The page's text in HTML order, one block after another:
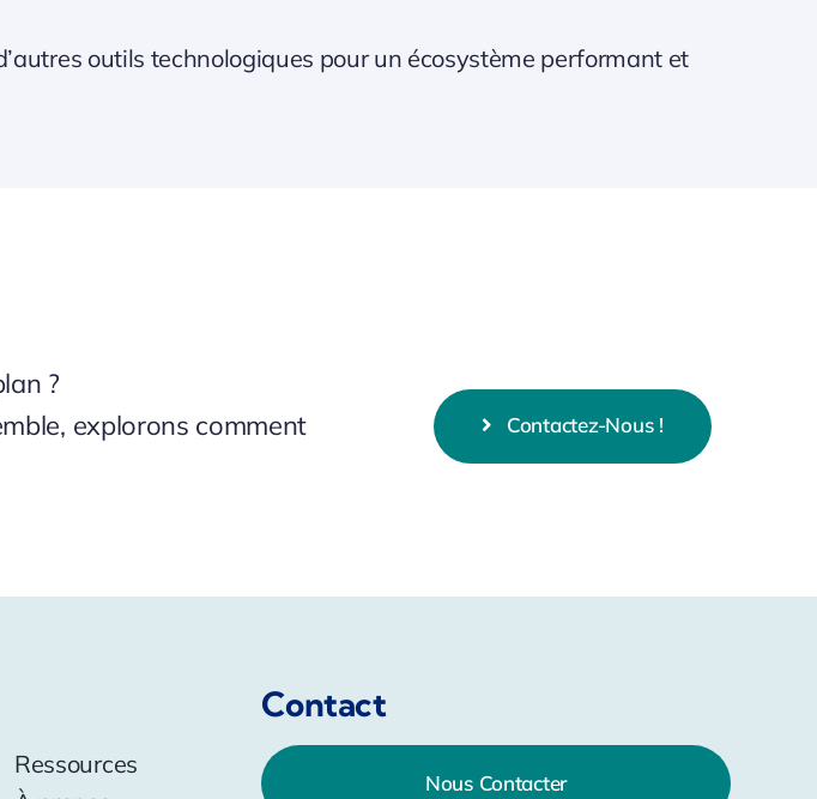
outils technologiques pour un écosystème performant et
?
explorons comment
Contactez-Nous !
Ressources
Contact
Nous Contacter